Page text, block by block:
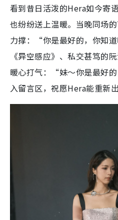
看到昔日活泼的Hera如今
也纷纷送上温暖。当晚同场
力撑：“你是最好的，你知
《异空感应》、私交甚笃的
暖心打气：“妹～你是最好
入留言区，祝愿Hera能重新出